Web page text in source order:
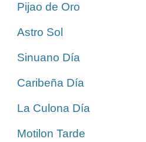
Pijao de Oro
Astro Sol
Sinuano Día
Caribeña Día
La Culona Día
Motilon Tarde